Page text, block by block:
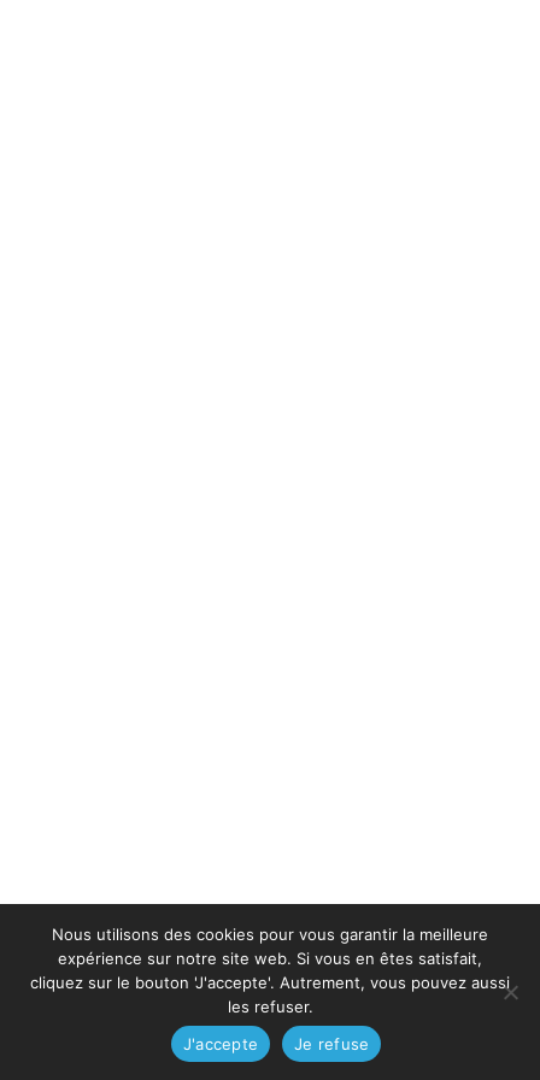
Nous utilisons des cookies pour vous garantir la meilleure
expérience sur notre site web. Si vous en êtes satisfait,
cliquez sur le bouton 'J'accepte'. Autrement, vous pouvez aussi
les refuser.
J'accepte
Je refuse